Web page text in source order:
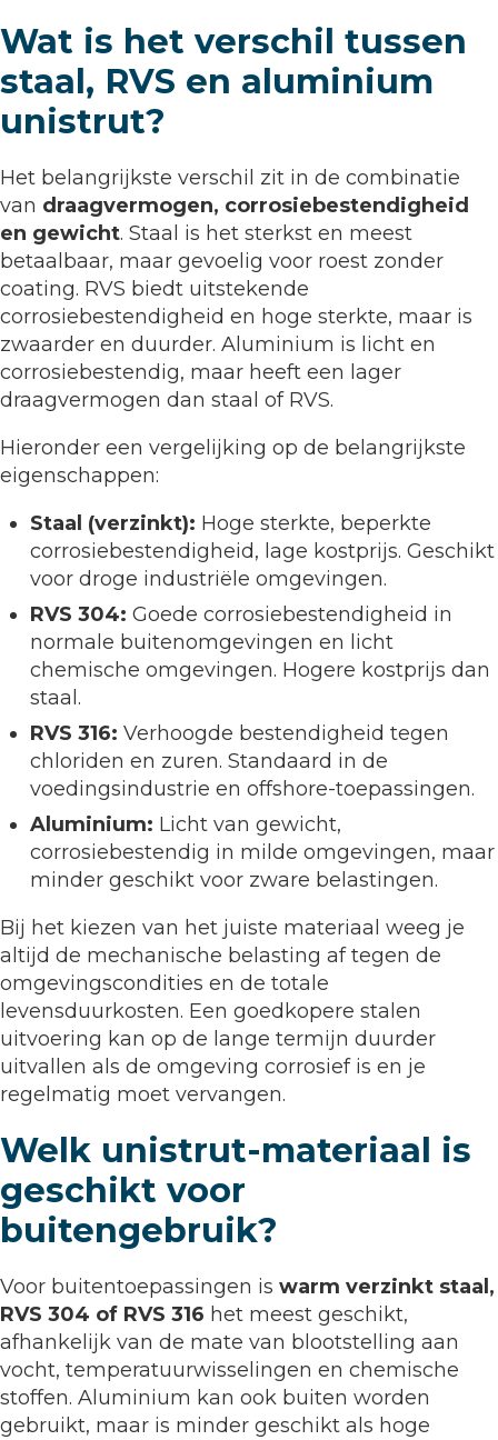
Wat is het verschil tussen
staal, RVS en aluminium
unistrut?
Het belangrijkste verschil zit in de combinatie
van draagvermogen, corrosiebestendigheid
en gewicht. Staal is het sterkst en meest
betaalbaar, maar gevoelig voor roest zonder
coating. RVS biedt uitstekende
corrosiebestendigheid en hoge sterkte, maar is
zwaarder en duurder. Aluminium is licht en
corrosiebestendig, maar heeft een lager
draagvermogen dan staal of RVS.
Hieronder een vergelijking op de belangrijkste
eigenschappen:
Staal (verzinkt): Hoge sterkte, beperkte
corrosiebestendigheid, lage kostprijs. Geschikt
voor droge industriële omgevingen.
RVS 304: Goede corrosiebestendigheid in
normale buitenomgevingen en licht
chemische omgevingen. Hogere kostprijs dan
staal.
RVS 316: Verhoogde bestendigheid tegen
chloriden en zuren. Standaard in de
voedingsindustrie en offshore-toepassingen.
Aluminium: Licht van gewicht,
corrosiebestendig in milde omgevingen, maar
minder geschikt voor zware belastingen.
Bij het kiezen van het juiste materiaal weeg je
altijd de mechanische belasting af tegen de
omgevingscondities en de totale
levensduurkosten. Een goedkopere stalen
uitvoering kan op de lange termijn duurder
uitvallen als de omgeving corrosief is en je
regelmatig moet vervangen.
Welk unistrut-materiaal is
geschikt voor
buitengebruik?
Voor buitentoepassingen is warm verzinkt staal,
RVS 304 of RVS 316 het meest geschikt,
afhankelijk van de mate van blootstelling aan
vocht, temperatuurwisselingen en chemische
stoffen. Aluminium kan ook buiten worden
gebruikt, maar is minder geschikt als hoge